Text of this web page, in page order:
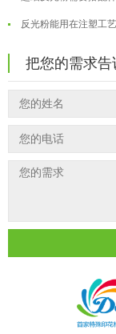
温变粉到底怕不怕酸碱
温变粉耐温真相：注
夜间安全卫士：丝印反
反光粉能用在注塑工艺
温变粉丝印到底用多
反光粉太久不用结块要
印花温变粉最适合用
油性反光粉怎么印花
超细反光粉怎么印牢度
外墙涂料中怎么添加
反光粉能用在注塑工艺
反光粉可以混合其他
把您的需求告